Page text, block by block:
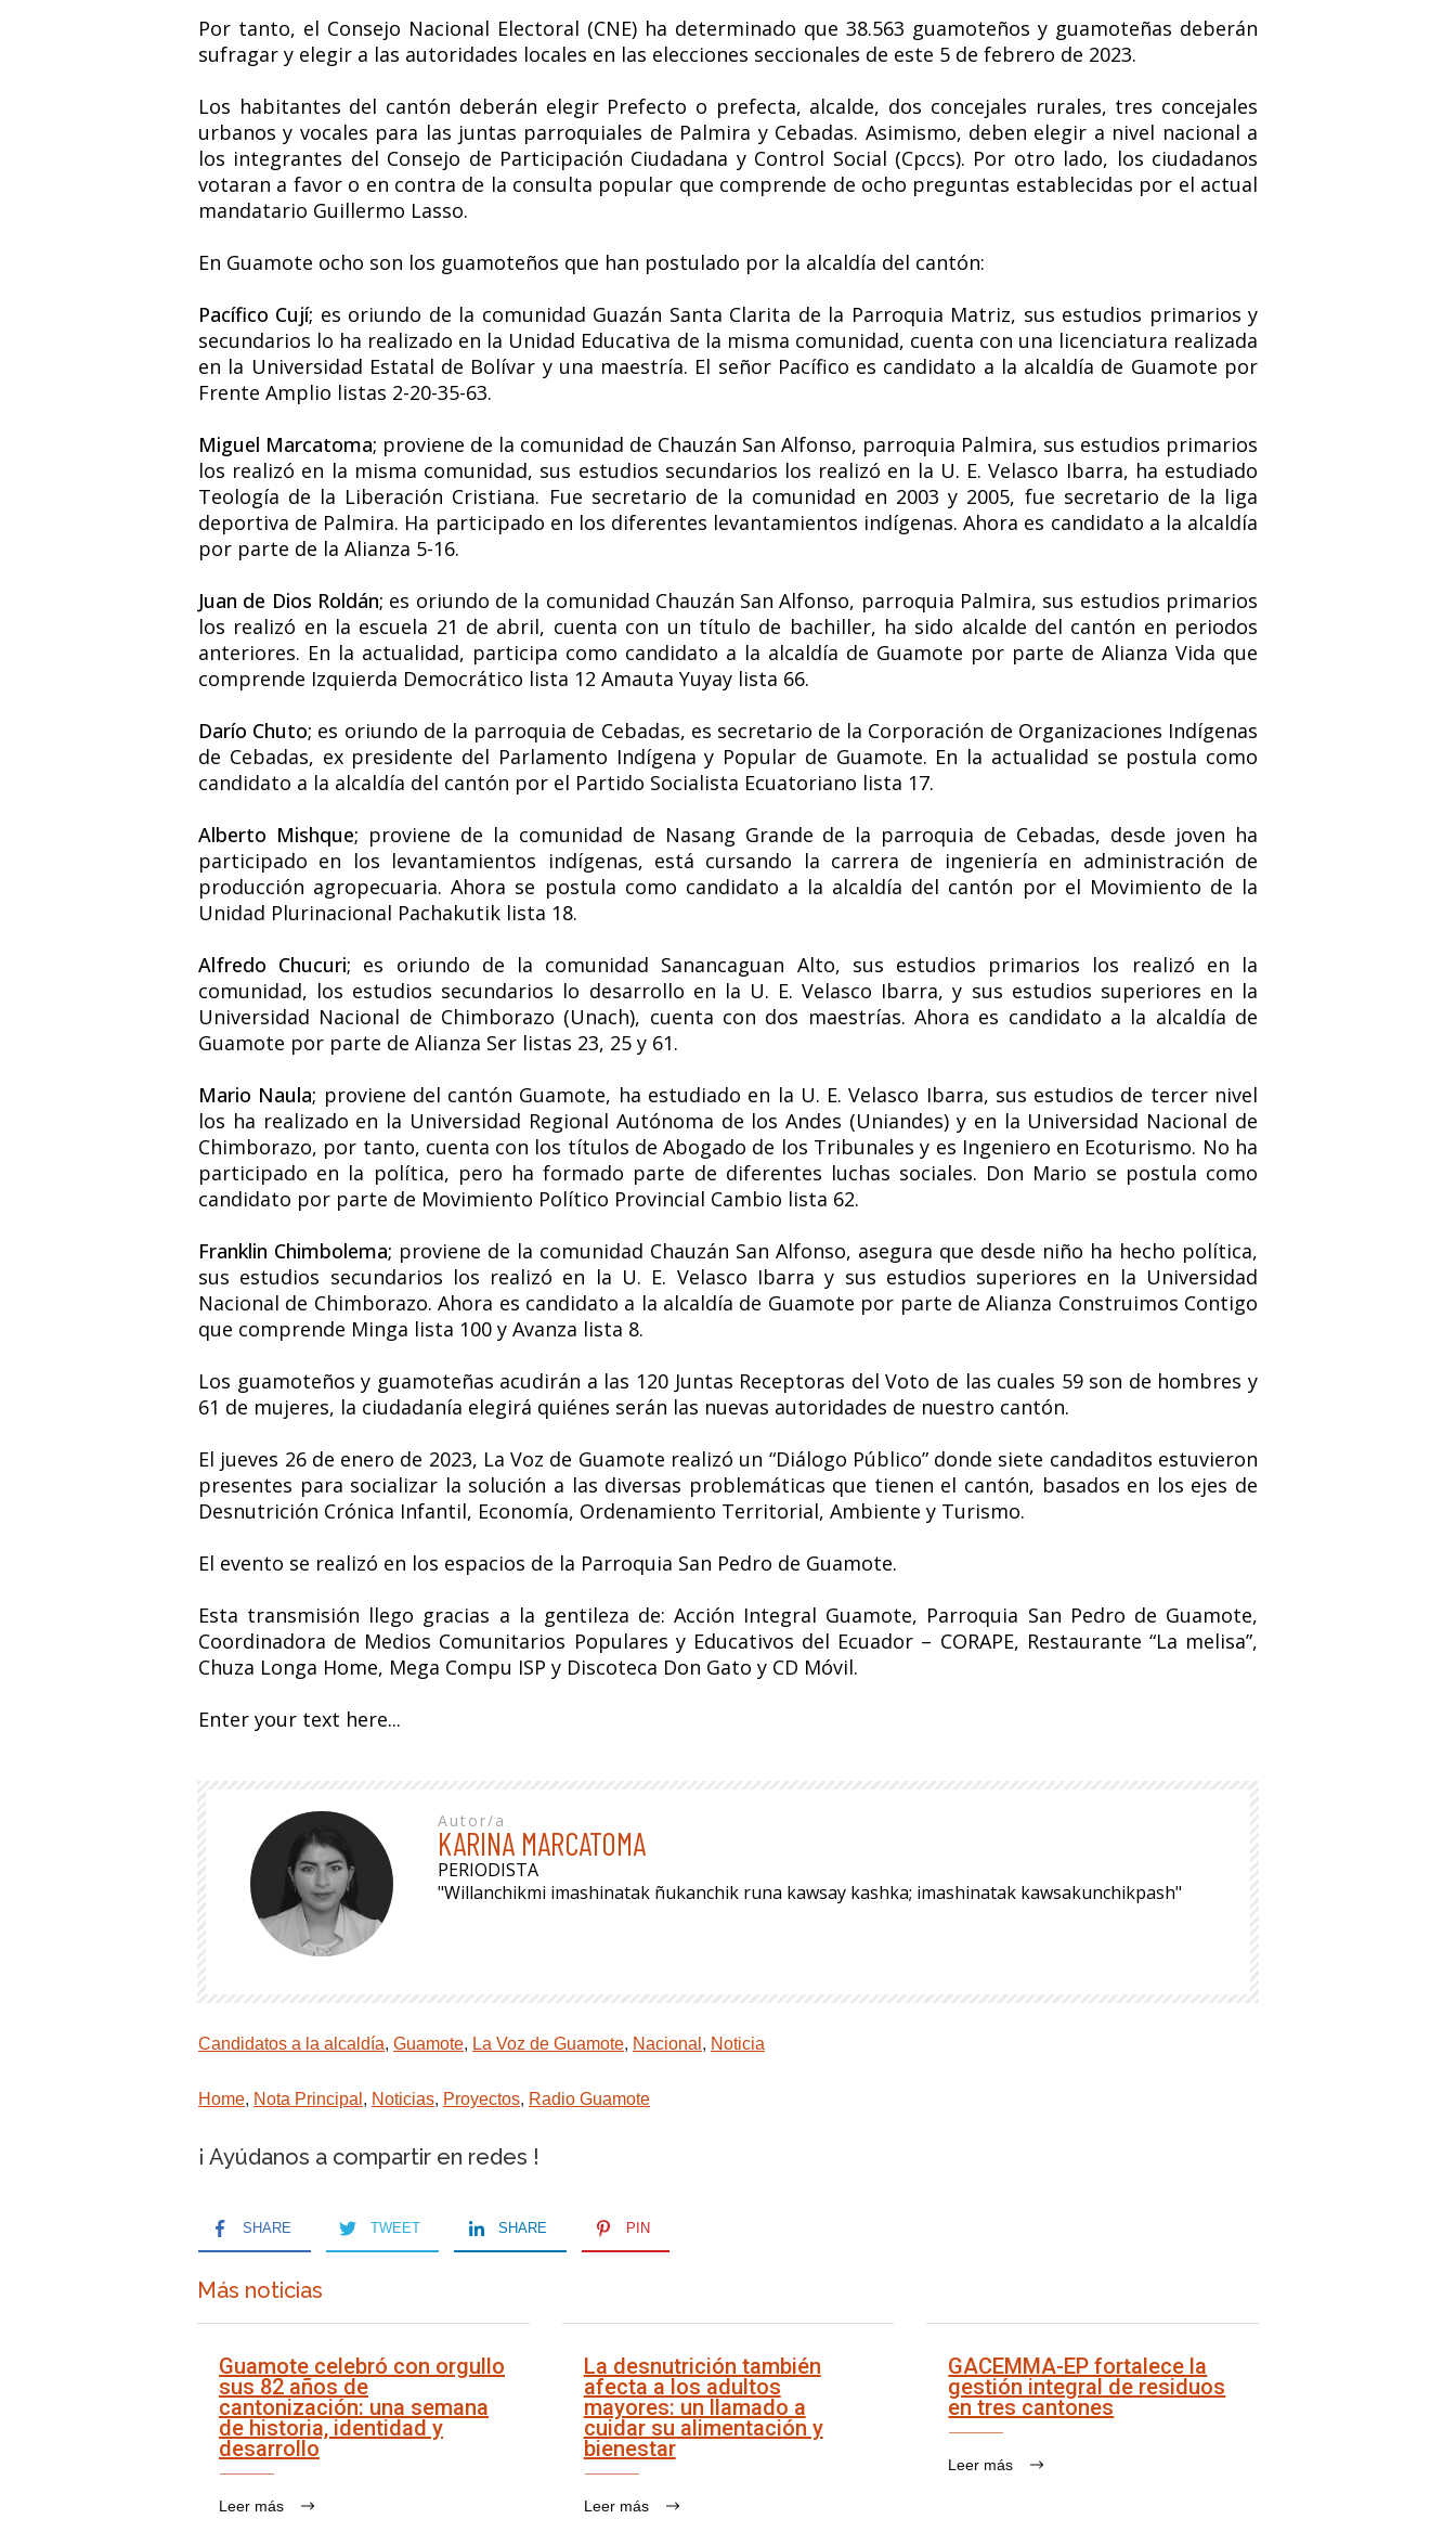
Por tanto, el Consejo Nacional Electoral (CNE) ha determinado que 38.563 guamoteños y guamoteñas deberán
sufragar y elegir a las autoridades locales en las elecciones seccionales de este 5 de febrero de 2023.
Los habitantes del cantón deberán elegir Prefecto o prefecta, alcalde, dos concejales rurales, tres concejales
urbanos y vocales para las juntas parroquiales de Palmira y Cebadas. Asimismo, deben elegir a nivel nacional a
los integrantes del Consejo de Participación Ciudadana y Control Social (Cpccs). Por otro lado, los ciudadanos
votaran a favor o en contra de la consulta popular que comprende de ocho preguntas establecidas por el actual
mandatario Guillermo Lasso.
En Guamote ocho son los guamoteños que han postulado por la alcaldía del cantón:
Pacífico Cují; es oriundo de la comunidad Guazán Santa Clarita de la Parroquia Matriz, sus estudios primarios y
secundarios lo ha realizado en la Unidad Educativa de la misma comunidad, cuenta con una licenciatura realizada
en la Universidad Estatal de Bolívar y una maestría. El señor Pacífico es candidato a la alcaldía de Guamote por
Frente Amplio listas 2-20-35-63.
Miguel Marcatoma; proviene de la comunidad de Chauzán San Alfonso, parroquia Palmira, sus estudios primarios
los realizó en la misma comunidad, sus estudios secundarios los realizó en la U. E. Velasco Ibarra, ha estudiado
Teología de la Liberación Cristiana. Fue secretario de la comunidad en 2003 y 2005, fue secretario de la liga
deportiva de Palmira. Ha participado en los diferentes levantamientos indígenas. Ahora es candidato a la alcaldía
por parte de la Alianza 5-16.
Juan de Dios Roldán; es oriundo de la comunidad Chauzán San Alfonso, parroquia Palmira, sus estudios primarios
los realizó en la escuela 21 de abril, cuenta con un título de bachiller, ha sido alcalde del cantón en periodos
anteriores. En la actualidad, participa como candidato a la alcaldía de Guamote por parte de Alianza Vida que
comprende Izquierda Democrático lista 12 Amauta Yuyay lista 66.
Darío Chuto; es oriundo de la parroquia de Cebadas, es secretario de la Corporación de Organizaciones Indígenas
de Cebadas, ex presidente del Parlamento Indígena y Popular de Guamote. En la actualidad se postula como
candidato a la alcaldía del cantón por el Partido Socialista Ecuatoriano lista 17.
Alberto Mishque; proviene de la comunidad de Nasang Grande de la parroquia de Cebadas, desde joven ha
participado en los levantamientos indígenas, está cursando la carrera de ingeniería en administración de
producción agropecuaria. Ahora se postula como candidato a la alcaldía del cantón por el Movimiento de la
Unidad Plurinacional Pachakutik lista 18.
Alfredo Chucuri; es oriundo de la comunidad Sanancaguan Alto, sus estudios primarios los realizó en la
comunidad, los estudios secundarios lo desarrollo en la U. E. Velasco Ibarra, y sus estudios superiores en la
Universidad Nacional de Chimborazo (Unach), cuenta con dos maestrías. Ahora es candidato a la alcaldía de
Guamote por parte de Alianza Ser listas 23, 25 y 61.
Mario Naula; proviene del cantón Guamote, ha estudiado en la U. E. Velasco Ibarra, sus estudios de tercer nivel
los ha realizado en la Universidad Regional Autónoma de los Andes (Uniandes) y en la Universidad Nacional de
Chimborazo, por tanto, cuenta con los títulos de Abogado de los Tribunales y es Ingeniero en Ecoturismo. No ha
participado en la política, pero ha formado parte de diferentes luchas sociales. Don Mario se postula como
candidato por parte de Movimiento Político Provincial Cambio lista 62.
Franklin Chimbolema; proviene de la comunidad Chauzán San Alfonso, asegura que desde niño ha hecho política,
sus estudios secundarios los realizó en la U. E. Velasco Ibarra y sus estudios superiores en la Universidad
Nacional de Chimborazo. Ahora es candidato a la alcaldía de Guamote por parte de Alianza Construimos Contigo
que comprende Minga lista 100 y Avanza lista 8.
Los guamoteños y guamoteñas acudirán a las 120 Juntas Receptoras del Voto de las cuales 59 son de hombres y
61 de mujeres, la ciudadanía elegirá quiénes serán las nuevas autoridades de nuestro cantón.
El jueves 26 de enero de 2023, La Voz de Guamote realizó un “Diálogo Público” donde siete candaditos estuvieron
presentes para socializar la solución a las diversas problemáticas que tienen el cantón, basados en los ejes de
Desnutrición Crónica Infantil, Economía, Ordenamiento Territorial, Ambiente y Turismo.
El evento se realizó en los espacios de la Parroquia San Pedro de Guamote.
Esta transmisión llego gracias a la gentileza de: Acción Integral Guamote, Parroquia San Pedro de Guamote,
Coordinadora de Medios Comunitarios Populares y Educativos del Ecuador – CORAPE, Restaurante “La melisa”,
Chuza Longa Home, Mega Compu ISP y Discoteca Don Gato y CD Móvil.
Enter your text here...
Autor/a
KARINA MARCATOMA
PERIODISTA
"Willanchikmi imashinatak ñukanchik runa kawsay kashka; imashinatak kawsakunchikpash"
Candidatos a la alcaldía, Guamote, La Voz de Guamote, Nacional , Noticia
Home, Nota Principal , Noticias, Proyectos, Radio Guamote
¡ Ayúdanos a compartir en redes !
SHARE TWEET SHARE PIN
Más noticias
Guamote celebró con orgullo
sus 82 años de
cantonización: una semana
de historia, identidad y
desarrollo
Leer más
La desnutrición también
afecta a los adultos
mayores: un llamado a
cuidar su alimentación y
bienestar
Leer más
GACEMMA-EP fortalece la
gestión integral de residuos
en tres cantones
Leer más